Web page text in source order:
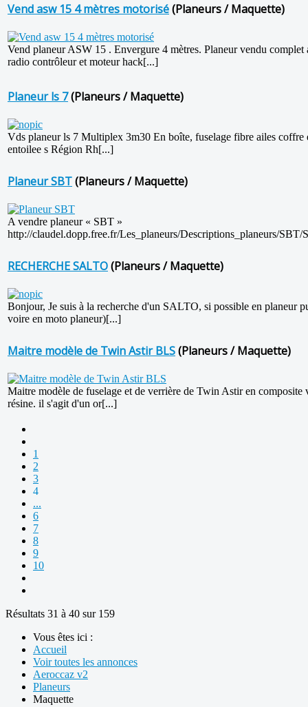
Vend asw 15 4 mètres motorisé(Planeurs / Maquette)
Vend planeur ASW 15 . Envergure 4 mètres. Planeur vendu complet
radio contrôleur et moteur hack[...]
Planeur ls 7(Planeurs / Maquette)
Vds planeur ls 7 Multiplex 3m30 En boîte, fuselage fibre ailes coffre
entoilee s Région Rh[...]
Planeur SBT(Planeurs / Maquette)
A vendre planeur « SBT »
http://claudel.dopp.free.fr/Les_planeurs/Descriptions_planeurs/SBT/
RECHERCHE SALTO(Planeurs / Maquette)
Bonjour, Je suis à la recherche d'un SALTO, si possible en planeur
voire en moto planeur)[...]
Maitre modèle de Twin Astir BLS(Planeurs / Maquette)
Maitre modèle de fuselage et de verrière de Twin Astir en composite
résine. il s'agit d'un or[...]
1
2
3
4
...
6
7
8
9
10
Résultats 31 à 40 sur 159
Vous êtes ici :
Accueil
Voir toutes les annonces
Aeroccaz v2
Planeurs
Maquette